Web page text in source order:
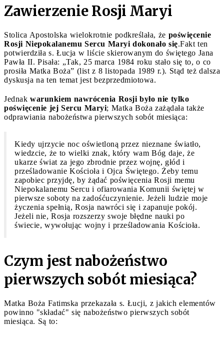
Zawierzenie Rosji Maryi
Stolica Apostolska wielokrotnie podkreślała, że poświęcenie
Rosji Niepokalanemu Sercu Maryi dokonało się.Fakt ten
potwierdziła s. Łucja w liście skierowanym do świętego Jana
Pawła II. Pisała: „Tak, 25 marca 1984 roku stało się to, o co
prosiła Matka Boża” (list z 8 listopada 1989 r.). Stąd też dalsza
dyskusja na ten temat jest bezprzedmiotowa.
Jednak warunkiem nawrócenia Rosji było nie tylko
poświęcenie jej Sercu Maryi; Matka Boża zażądała także
odprawiania nabożeństwa pierwszych sobót miesiąca:
Kiedy ujrzycie noc oświetloną przez nieznane światło,
wiedzcie, że to wielki znak, który wam Bóg daje, że
ukarze świat za jego zbrodnie przez wojnę, głód i
prześladowanie Kościoła i Ojca Świętego. Żeby temu
zapobiec przyjdę, by żądać poświęcenia Rosji memu
Niepokalanemu Sercu i ofiarowania Komunii świętej w
pierwsze soboty na zadośćuczynienie. Jeżeli ludzie moje
życzenia spełnią, Rosja nawróci się i zapanuje pokój.
Jeżeli nie, Rosja rozszerzy swoje błędne nauki po
świecie, wywołując wojny i prześladowania Kościoła.
Czym jest nabożeństwo
pierwszych sobót miesiąca?
Matka Boża Fatimska przekazała s. Łucji, z jakich elementów
powinno "składać" się nabożeństwo pierwszych sobót
miesiąca. Są to: